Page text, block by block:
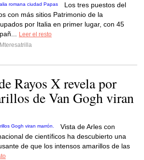
Los tres puestos del
con más sitios Patrimonio de la
por Italia en primer lugar, con 45
Leer el resto
Mteresatrilla
Rayos X revela por
de Van Gogh viran
Vista de Arles con
de científicos ha descubierto una
de que los intensos amarillos de las